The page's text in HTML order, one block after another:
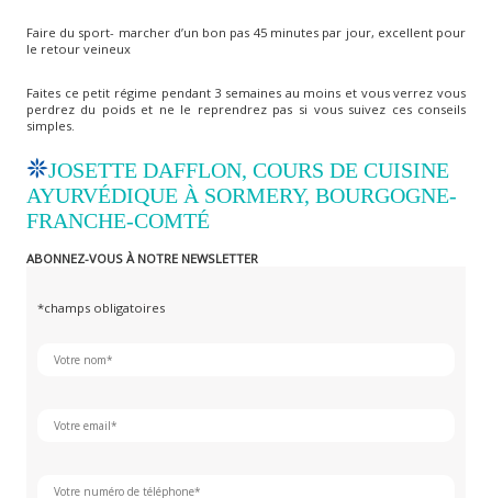
Faire du sport- marcher d’un bon pas 45 minutes par jour, excellent pour
le retour veineux
Faites ce petit régime pendant 3 semaines au moins et vous verrez vous
perdrez du poids et ne le reprendrez pas si vous suivez ces conseils
simples.
JOSETTE DAFFLON, COURS DE CUISINE
AYURVÉDIQUE À SORMERY, BOURGOGNE-
FRANCHE-COMTÉ
ABONNEZ-VOUS À NOTRE NEWSLETTER
*champs obligatoires